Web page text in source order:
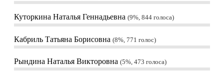
Куторкина Наталья Геннадьевна 9%, 844 голоса
Кабриль Татьяна Борисовна 8%, 771 голос
Рындина Наталья Викторовна 5%, 473 голоса